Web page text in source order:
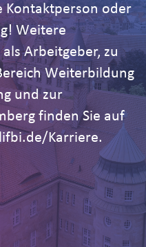
Kontaktperson oder
Weitere
Arbeitgeber, zu
Weiterbildung
und zur
finden Sie auf
Karriere.